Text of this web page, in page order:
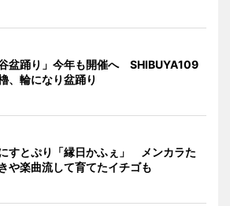
谷盆踊り」今年も開催へ SHIBUYA109
、輪になり盆踊り
すとぷり「縁日かふぇ」 メンカラた
や楽曲流して育てたイチゴも